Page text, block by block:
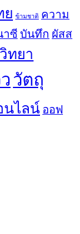
ย ข้ามชาติ ความ
าซี บันทึก ผัสส
ทยา
วัตถุ
นไลน์ ออฟ